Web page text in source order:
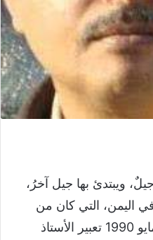
ويبتدئ بها جيل آخرُ،
اليمن، التي كان من
أصدق ما قيل عن قيامها في مايو 1990 تعبير الأستاذ